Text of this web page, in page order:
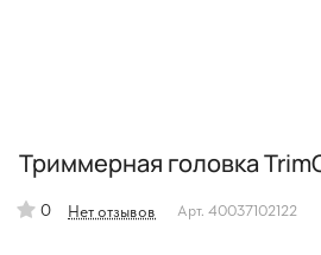
Триммерная головка
0 Нет отзывов Арт. 40037102122